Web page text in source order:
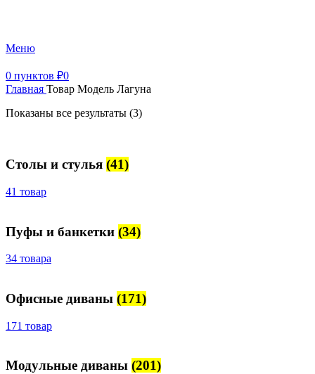
Меню
0 пунктов ₽0
Главная Товар Модель Лагуна
Показаны все результаты (3)
Столы и стулья (41)
41 товар
Пуфы и банкетки (34)
34 товара
Офисные диваны (171)
171 товар
Модульные диваны (201)